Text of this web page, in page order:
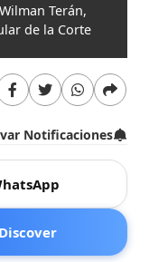
Terán,
de la Corte
Notificaciones